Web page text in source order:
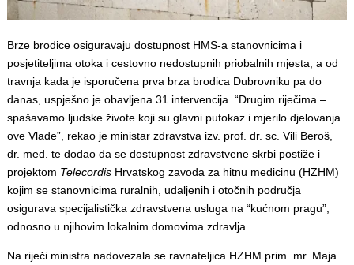
Brze brodice osiguravaju dostupnost HMS-a stanovnicima i
posjetiteljima otoka i cestovno nedostupnih priobalnih mjesta, a od
travnja kada je isporučena prva brza brodica Dubrovniku pa do
danas, uspješno je obavljena 31 intervencija. “Drugim riječima –
spašavamo ljudske živote koji su glavni putokaz i mjerilo djelovanja
ove Vlade”, rekao je ministar zdravstva izv. prof. dr. sc. Vili Beroš,
dr. med. te dodao da se dostupnost zdravstvene skrbi postiže i
projektom TelecordisHrvatskog zavoda za hitnu medicinu (HZHM)
kojim se stanovnicima ruralnih, udaljenih i otočnih područja
osigurava specijalistička zdravstvena usluga na “kućnom pragu”,
odnosno u njihovim lokalnim domovima zdravlja.
Na riječi ministra nadovezala se ravnateljica HZHM prim. mr. Maja